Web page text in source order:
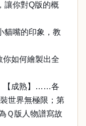
讓你對Q版的概
貓嘴的印象，教
你如何繪製出全
【成熟】……各
世界無極限；第
Ｑ版人物譜寫故